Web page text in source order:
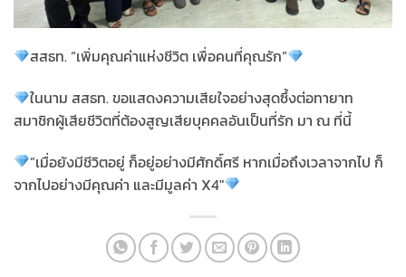
สสธท. “เพิ่มคุณค่าแห่งชีวิต เพื่อคนที่คุณรัก”
ในนาม สสธท. ขอแสดงความเสียใจอย่างสุดซึ้งต่อทายาท
สมาชิกผู้เสียชีวิตที่ต้องสูญเสียบุคคลอันเป็นที่รัก มา ณ ที่นี้
”เมื่อยังมีชีวิตอยู่ ก็อยู่อย่างมีศักดิ์ศรี หากเมื่อถึงเวลาจากไป ก็
จากไปอย่างมีคุณค่า และมีมูลค่า X4″